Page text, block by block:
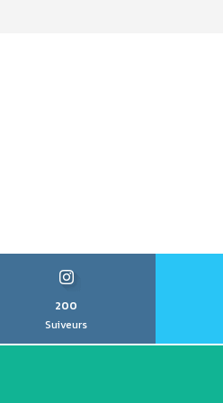
200
Suiveurs